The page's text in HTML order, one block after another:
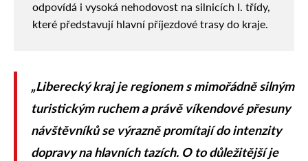
odpovídá i vysoká nehodovost na silnicích I. třídy,
které představují hlavní příjezdové trasy do kraje.
„Liberecký kraj je regionem s mimořádně silným
turistickým ruchem a právě víkendové přesuny
návštěvníků se výrazně promítají do intenzity
dopravy na hlavních tazích. O to důležitější je